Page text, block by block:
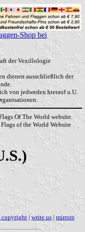
Shop bei
der Vexillologie
dienen ausschließlich der
von jedweden hierauf u.U.
Of The World website.
of the World Website
copyright | write us | mirrors